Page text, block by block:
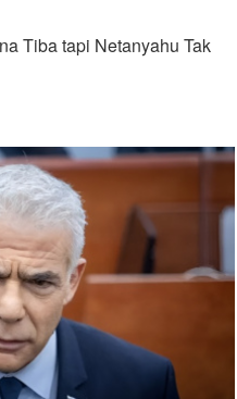
Tiba tapi Netanyahu Tak